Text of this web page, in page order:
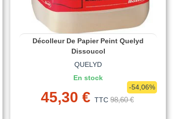
Décolleur De Papier Peint Quelyd
Dissoucol
QUELYD
En stock
45,30 € TTC 98,60 €
-54,06%